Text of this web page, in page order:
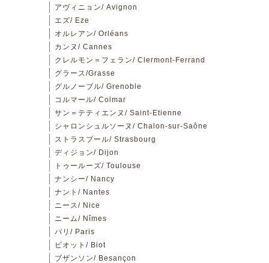
アヴィニョン/ Avignon
エズ/ Eze
オルレアン/ Orléans
カンヌ/ Cannes
クレルモン＝フェラン/ Clermont-Ferrand
グラース/Grasse
グルノーブル/ Grenoble
コルマール/ Colmar
サン＝テティエンヌ/ Saint-Etienne
シャロンシュルソーヌ/ Chalon-sur-Saône
ストラスブール/ Strasbourg
ディジョン/ Dijon
トゥールーズ/ Toulouse
ナンシー/ Nancy
ナント/ Nantes
ニース/ Nice
ニーム/ Nîmes
パリ/ Paris
ビオット/ Biot
ブザンソン/ Besançon